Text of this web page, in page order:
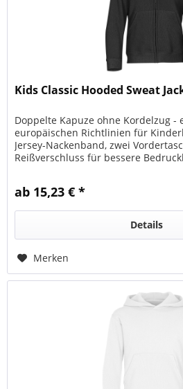
Kids Classic Hooded Sweat
Doppelte Kapuze ohne Kordelzug -
europäischen Richtlinien für
Jersey-Nackenband, zwei
Reißverschluss für bessere
ab 15,23 € *
Details
Merken